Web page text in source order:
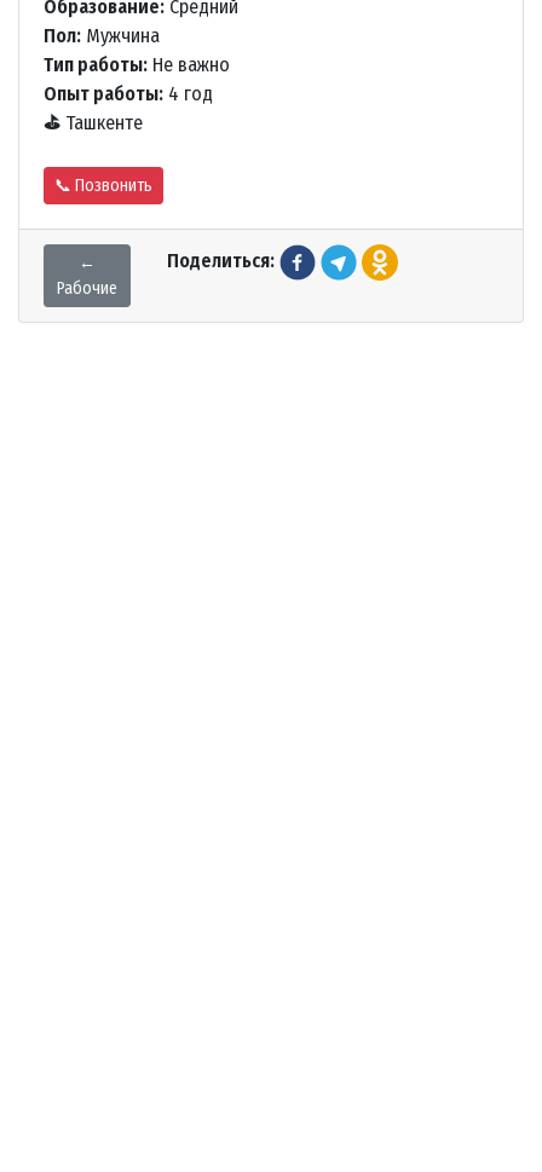
Образование: Средний
Пол: Мужчина
Тип работы: Не важно
Опыт работы: 4 год
⛳ Ташкенте
📞 Позвонить
←
Рабочие
Поделиться: